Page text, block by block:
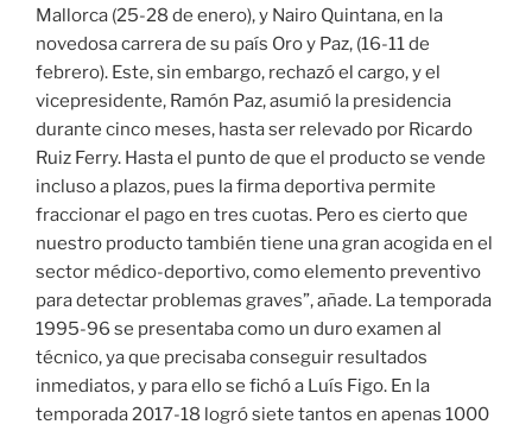
Mallorca (25-28 de enero), y Nairo Quintana, en la
novedosa carrera de su país Oro y Paz, (16-11 de
febrero). Este, sin embargo, rechazó el cargo, y el
vicepresidente, Ramón Paz, asumió la presidencia
durante cinco meses, hasta ser relevado por Ricardo
Ruiz Ferry. Hasta el punto de que el producto se vende
incluso a plazos, pues la firma deportiva permite
fraccionar el pago en tres cuotas. Pero es cierto que
nuestro producto también tiene una gran acogida en el
sector médico-deportivo, como elemento preventivo
para detectar problemas graves”, añade. La temporada
1995-96 se presentaba como un duro examen al
técnico, ya que precisaba conseguir resultados
inmediatos, y para ello se fichó a Luís Figo. En la
temporada 2017-18 logró siete tantos en apenas 1000